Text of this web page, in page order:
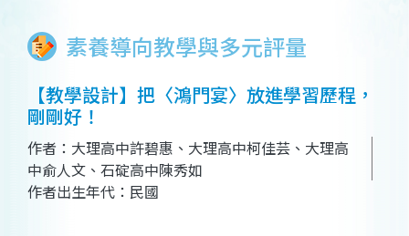
素養導向教學與多元評量
【教學設計】把〈鴻門宴〉放進學習歷程，
剛剛好！
作者：大理高中許碧惠、大理高中柯佳芸、大理高
中俞人文、石碇高中陳秀如
作者出生年代：民國